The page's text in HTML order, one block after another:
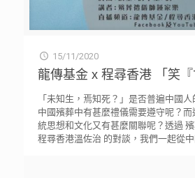
15/11/2020
龍傳基金 x 程尋香港 「笑『
「未知生，焉知死？」是否普遍中國
中國殯葬中有甚麼禮儀需要遵守呢？
統思想和文化又有甚麼關聯呢？透過
程尋香港溫佐治 的對談，我們一起從